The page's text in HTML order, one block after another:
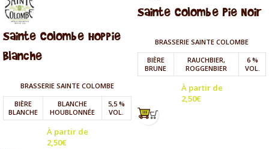
Sainte Colombe Hoppie
Blanche
BRASSERIE SAINTE COLOMBE
BIÈRE
BLANCHE
BLANCHE
HOUBLONNÉE
5,5 %
VOL.
À partir de
2,50€
Sainte Colombe Pie Noir
BRASSERIE SAINTE COLOMBE
BIÈRE
BRUNE
RAUCHBIER,
ROGGENBIER
6 %
VOL.
À partir de
2,50€